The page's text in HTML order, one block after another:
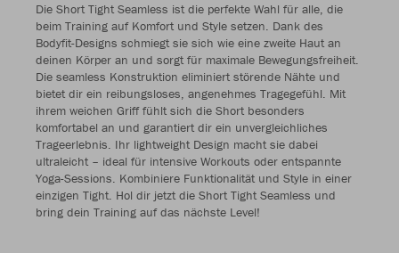
Die Short Tight Seamless ist die perfekte Wahl für alle, die
beim Training auf Komfort und Style setzen. Dank des
Bodyfit-Designs schmiegt sie sich wie eine zweite Haut an
deinen Körper an und sorgt für maximale Bewegungsfreiheit.
Die seamless Konstruktion eliminiert störende Nähte und
bietet dir ein reibungsloses, angenehmes Tragegefühl. Mit
ihrem weichen Griff fühlt sich die Short besonders
komfortabel an und garantiert dir ein unvergleichliches
Trageerlebnis. Ihr lightweight Design macht sie dabei
ultraleicht – ideal für intensive Workouts oder entspannte
Yoga-Sessions. Kombiniere Funktionalität und Style in einer
einzigen Tight. Hol dir jetzt die Short Tight Seamless und
bring dein Training auf das nächste Level!